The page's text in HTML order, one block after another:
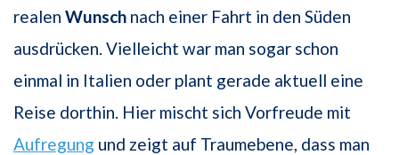
realen Wunsch nach einer Fahrt in den Süden
ausdrücken. Vielleicht war man sogar schon
einmal in Italien oder plant gerade aktuell eine
Reise dorthin. Hier mischt sich Vorfreude mit
Aufregung und zeigt auf Traumebene, dass man